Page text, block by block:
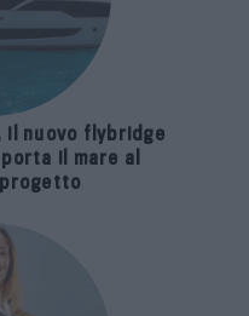
il nuovo flybridge
il mare al